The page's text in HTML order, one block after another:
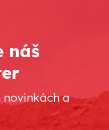
náš
novinkách a